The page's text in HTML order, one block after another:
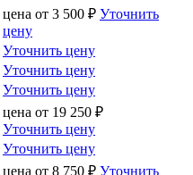
цена от 3 500 ₽ Уточнить
цену
Уточнить цену
Уточнить цену
Уточнить цену
цена от 19 250 ₽
Уточнить цену
Уточнить цену
цена от 8 750 ₽ Уточнить